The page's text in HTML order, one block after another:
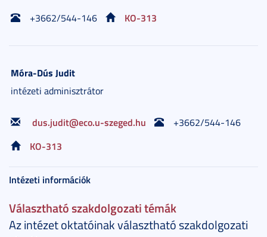
+3662/544-146 KO-313
Móra-Dús Judit
intézeti adminisztrátor
dus.judit@eco.u-szeged.hu +3662/544-146
KO-313
Intézeti információk
Választható szakdolgozati témák
Az intézet oktatóinak választható szakdolgozati